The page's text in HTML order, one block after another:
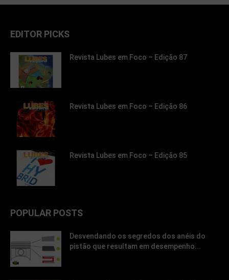
EDITOR PICKS
Revista Lubes em Foco – Edição 87
Revista Lubes em Foco – Edição 86
Revista Lubes em Foco – Edição 85
POPULAR POSTS
Desvendando os segredos dos anéis do
pistão que resultam em desempenho...